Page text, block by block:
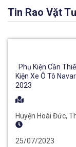
Tin Rao Vặt
Phụ Kiện Cần
Kiện Xe Ô Tô
2023
Huyện Hoài Đức,
25/07/2023